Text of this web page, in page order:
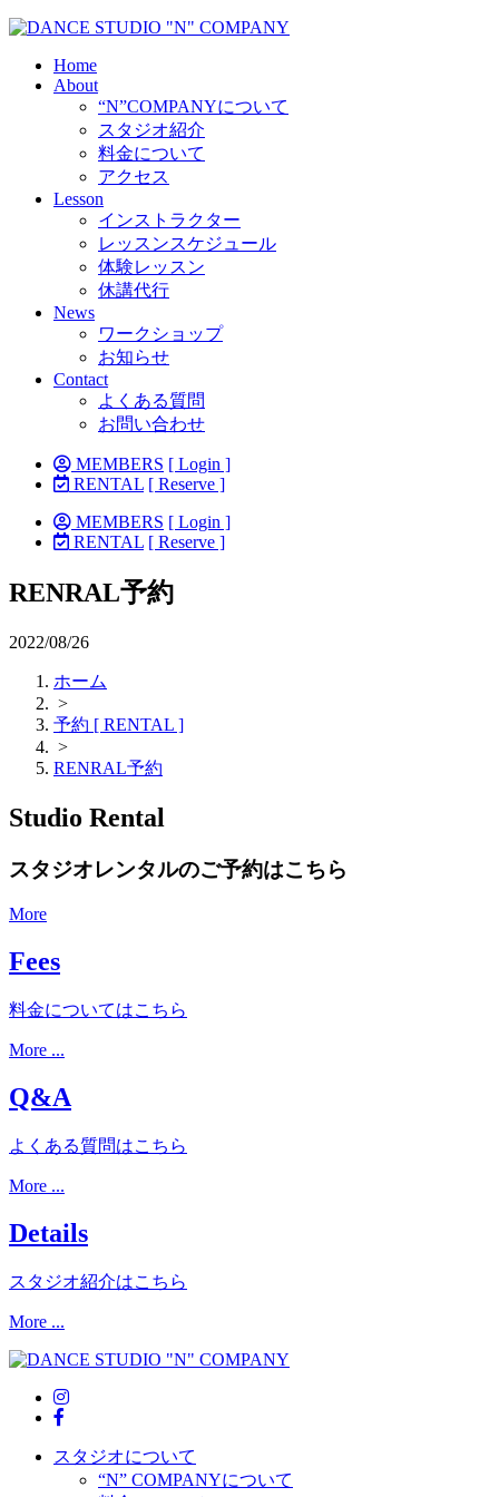
Home
About
“N”COMPANYについて
スタジオ紹介
料金について
アクセス
Lesson
インストラクター
レッスンスケジュール
体験レッスン
休講代行
News
ワークショップ
お知らせ
Contact
よくある質問
お問い合わせ
MEMBERS [ Login ]
RENTAL [ Reserve ]
MEMBERS [ Login ]
RENTAL [ Reserve ]
RENRAL予約
2022/08/26
ホーム
>
予約 [ RENTAL ]
>
RENRAL予約
Studio Rental
スタジオレンタルのご予約はこちら
More
Fees
料金についてはこちら
More ...
Q&A
よくある質問はこちら
More ...
Details
スタジオ紹介はこちら
More ...
スタジオについて
“N” COMPANYについて